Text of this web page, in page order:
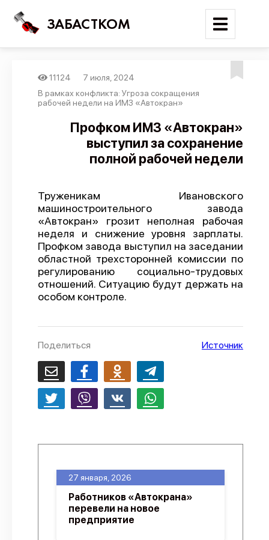
ЗАБАСТКОМ
Войти
Поиск
Новости
Карта событий
Отчеты
Предложить публикацию
Справочник
API
О проекте
Политика конфиденциальности
11124
7 июля, 2024
В рамках конфликта: Угроза сокращения
рабочей недели на ИМЗ «Автокран»
Профком ИМЗ «Автокран»
выступил за сохранение
полной рабочей недели
Труженикам Ивановского
машиностроительного завода
«Автокран» грозит неполная рабочая
неделя и снижение уровня зарплаты.
Профком завода выступил на заседании
областной трехсторонней комиссии по
регулированию социально-трудовых
отношений. Ситуацию будут держать на
особом контроле.
Поделиться Источник
27 января, 2026
Работников «Автокрана»
перевели на новое
предприятие